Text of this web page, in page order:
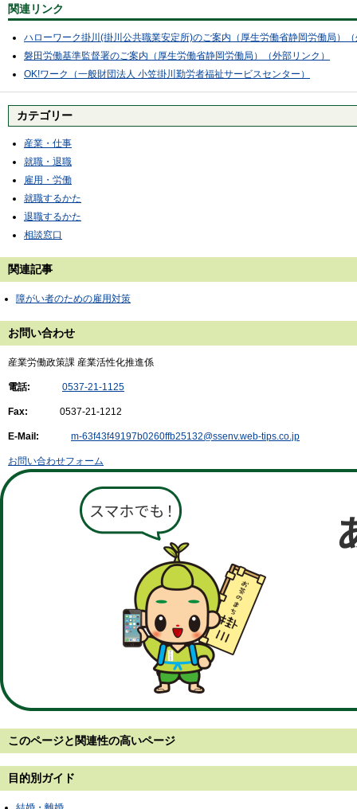
関連リンク
ハローワーク掛川(掛川公共職業安定所)のご案内（厚生労働省静岡労働局）（
磐田労働基準監督署のご案内（厚生労働省静岡労働局）（外部リンク）
OK!ワーク（一般財団法人 小笠掛川勤労者福祉サービスセンター）
カテゴリー
産業・仕事
就職・退職
雇用・労働
就職するかた
退職するかた
相談窓口
関連記事
障がい者のための雇用対策
お問い合わせ
産業労働政策課 産業活性化推進係
電話: 0537-21-1125
Fax: 0537-21-1212
E-Mail: m-63f43f49197b0260ffb25132@ssenv.web-tips.co.jp
お問い合わせフォーム
このページと 関連性の高いページ
目的別ガイド